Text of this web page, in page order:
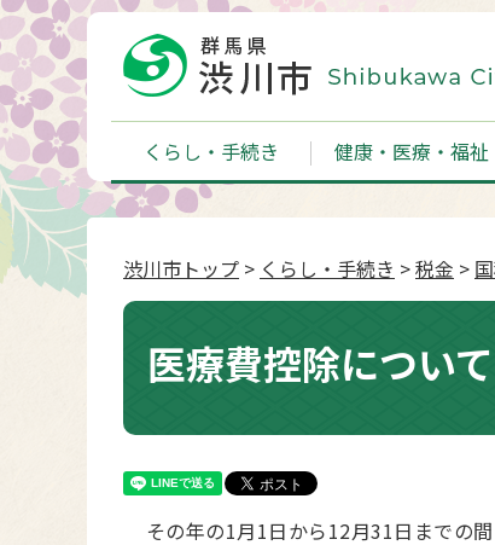
くらし・手続き 健康・医療・福祉
渋川市トップ > くらし・手続き >税金 >
医療費控除について
その年の1月1日から12月31日までの